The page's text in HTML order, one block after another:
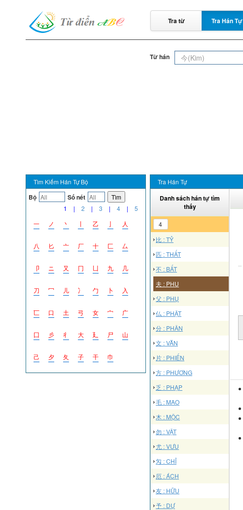
Tra từ Tra Hán Tự
Từ hán
Tìm Kiếm Hán Tự Bộ
Bộ Số nét
Tìm
1
| 2 | 3 | 4 |
5
一
ノ 丶 丨 乙 亅 人
八 匕 亠 厂 十 匚 厶
卩 ニ 又 冂 凵 九 几
刀 冖 儿 冫 勹 卜 入
匸 口 土 弓 女 宀 广
囗 彡 彳 大 廴 尸 山
己 夕 夂 子 干 巾
Tra Hán Tự
Danh sách hán tự tìm
thấy
4
比 : TỶ
匹 : THẤT
不 : BẤT
夫 : PHU
父 : PHỤ
仏 : PHẬT
分 : PHÂN
文 : VĂN
片 : PHIẾN
方 : PHƯƠNG
乏 : PHẠP
毛 : MAO
木 : MỘC
勿 : VẬT
尤 : VƯU
匁 : CHỈ
厄 : ÁCH
友 : HỮU
予 : DỰ